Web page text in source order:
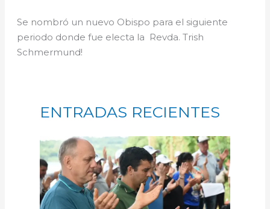
Se nombró un nuevo Obispo para el siguiente
periodo donde fue electa la Revda. Trish
Schmermund!
ENTRADAS RECIENTES